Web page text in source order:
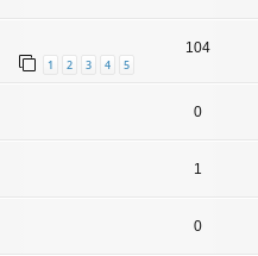
1 2 3 4 5
104
0
1
0